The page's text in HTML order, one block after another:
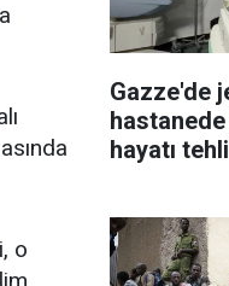
o
Gazze'de
hayatı